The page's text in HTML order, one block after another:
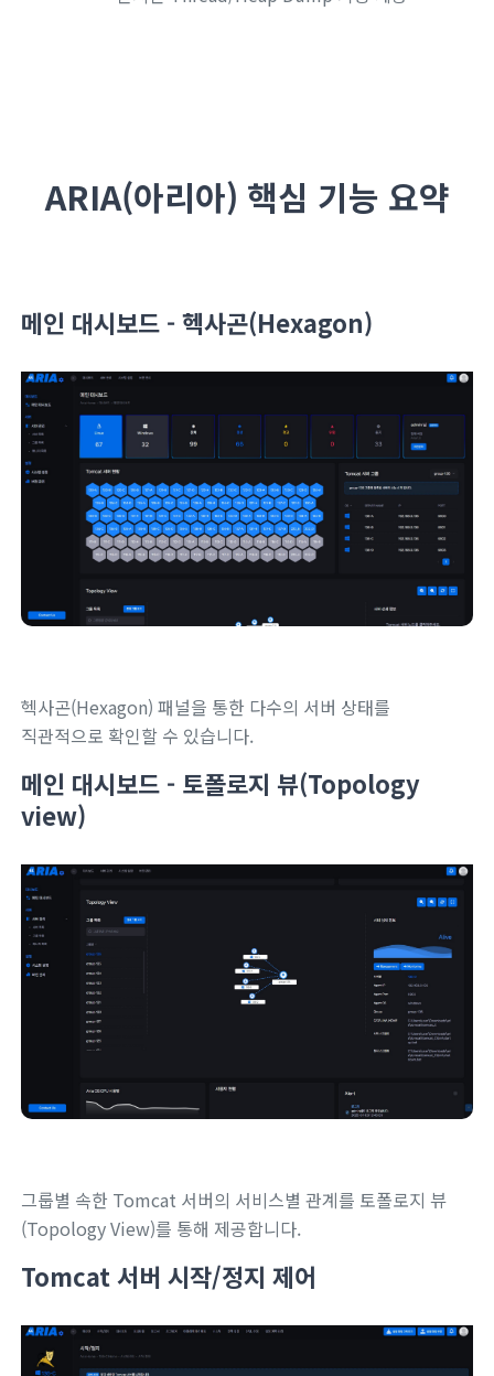
ARIA(아리아) 핵심 기능 요약
메인 대시보드 - 헥사곤(Hexagon)
헥사곤(Hexagon) 패널을 통한 다수의 서버 상태를
직관적으로 확인할 수 있습니다.
메인 대시보드 - 토폴로지 뷰(Topology
view)
그룹별 속한 Tomcat 서버의 서비스별 관계를 토폴로지 뷰
(Topology View)를 통해 제공합니다.
Tomcat 서버 시작/정지 제어